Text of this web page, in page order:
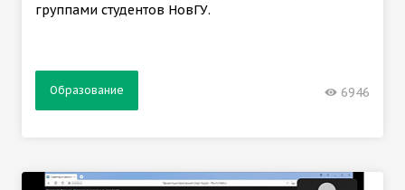
группами студентов НовГУ.
Образование 6946